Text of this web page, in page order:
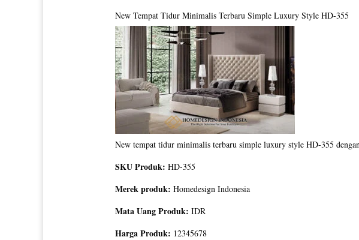
New Tempat Tidur Minimalis Terbaru Simple Luxury Style HD-355
New tempat tidur minimalis terbaru simple luxury style HD-355
SKU Produk: HD-355
Merek produk: Homedesign Indonesia
Mata Uang Produk: IDR
Harga Produk: 12345678